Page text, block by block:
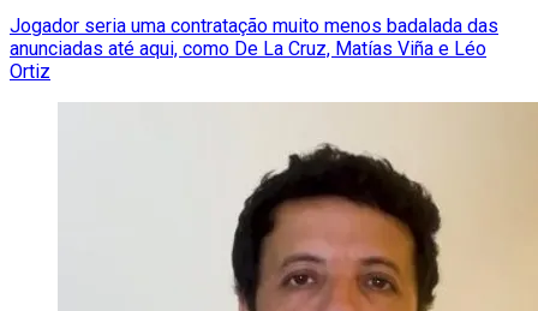
Jogador seria uma contratação muito menos badalada das
anunciadas até aqui, como De La Cruz, Matías Viña e Léo
Ortiz